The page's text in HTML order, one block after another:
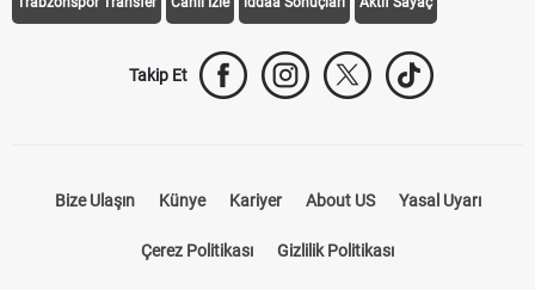
Takip Et
Bize Ulaşın Künye Kariyer About US Yasal Uyarı
Çerez Politikası Gizlilik Politikası